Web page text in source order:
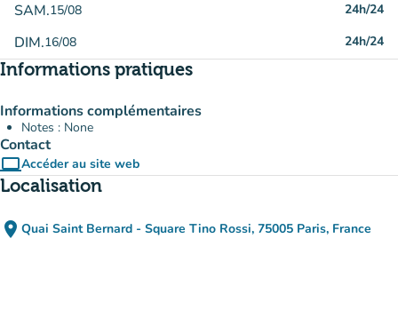
SAM.15/08 24h/24
DIM.16/08 24h/24
Informations pratiques
Informations complémentaires
Notes : None
Contact
computerAccéder au site web
(nouvel onglet)
Localisation
place Quai Saint Bernard - Square Tino Rossi, 75005 Paris, France
(ouvrir dans Google Maps)
(nouvel onglet)